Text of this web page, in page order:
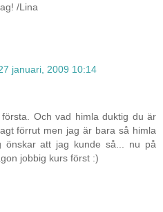
/Lina
januari, 2009 10:14
Och vad himla duktig du är
förrut men jag är bara så himla
önskar att jag kunde så... nu på
jobbig kurs först :)